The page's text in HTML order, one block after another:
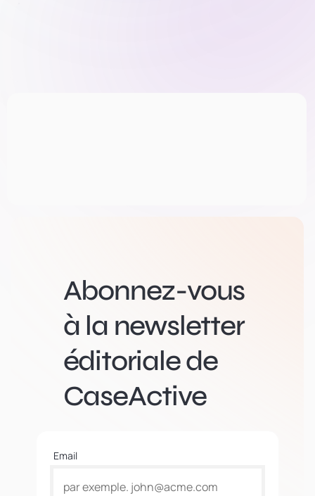
Abonnez-vous
à la newsletter
éditoriale de
CaseActive
Email